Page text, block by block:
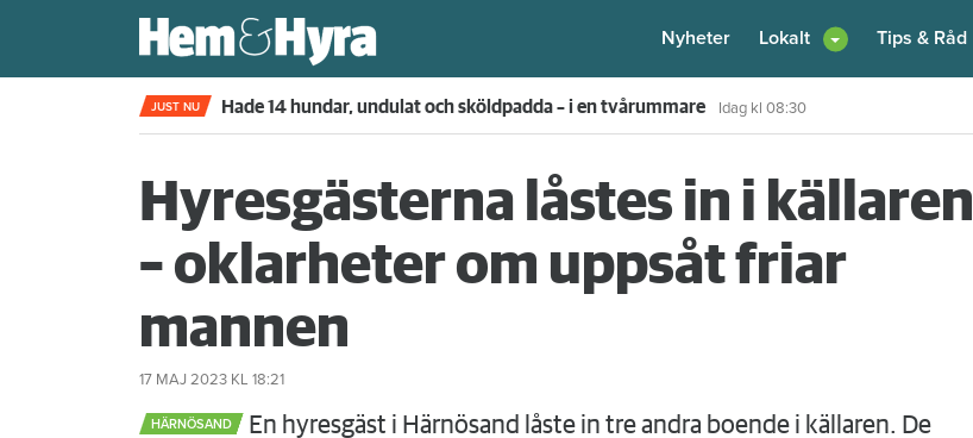
Nyheter Lokalt Tips & Råd
JUST NU Kompisdealen blev verklighet – 40 år senare: "Flera fina fördelar med att dela bostad"
Hyresgästerna låstes in i källaren
– oklarheter om uppsåt friar
mannen
17 MAJ 2023 KL 18:21
HÄRNÖSAND
En hyresgäst i Härnösand låste in tre andra boende i källaren. De